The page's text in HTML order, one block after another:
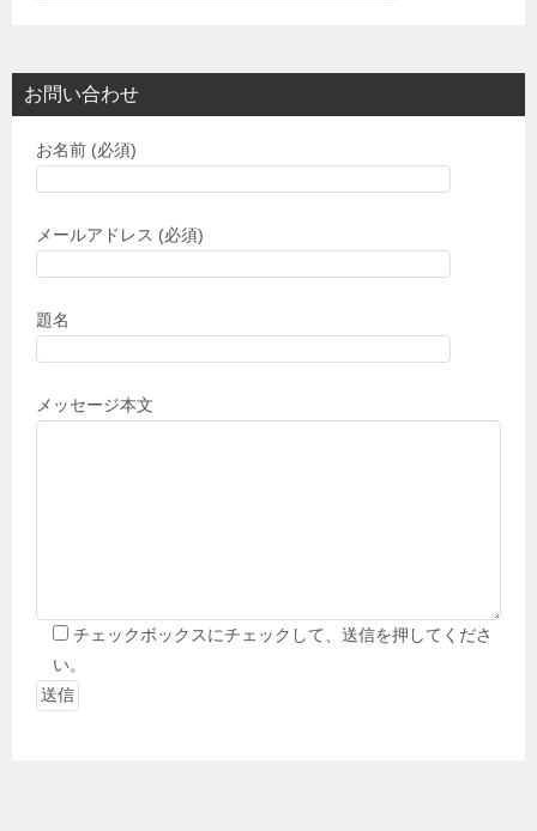
お問い合わせ
お名前 (必須)
メールアドレス (必須)
題名
メッセージ本文
チェックボックスにチェックして、送信を押してくださ
い。